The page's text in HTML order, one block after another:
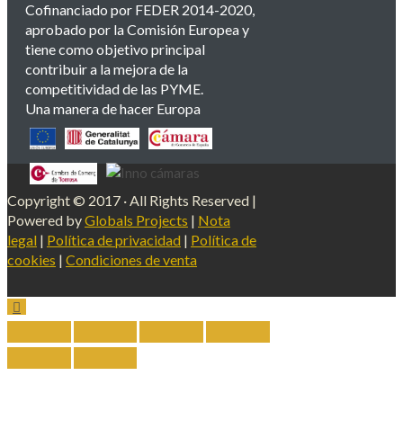
Cofinanciado por FEDER 2014-2020,
aprobado por la Comisión Europea y
tiene como objetivo principal
contribuir a la mejora de la
competitividad de las PYME.
Una manera de hacer Europa
Copyright © 2017 · All Rights Reserved |
Powered byGlobals Projects | Nota
legal | Política de privacidad | Política de
cookies | Condiciones de venta